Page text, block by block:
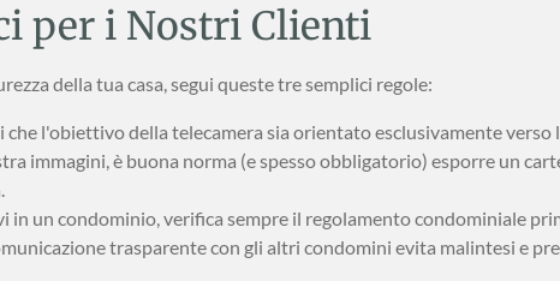
per i Nostri Clienti
della tua casa, segui queste tre semplici regole:
che l'obiettivo della telecamera sia orientato esclusivamente verso
immagini, è buona norma (e spesso obbligatorio) esporre un
in un condominio, verifica sempre il regolamento condominiale
trasparente con gli altri condomini evita malintesi e